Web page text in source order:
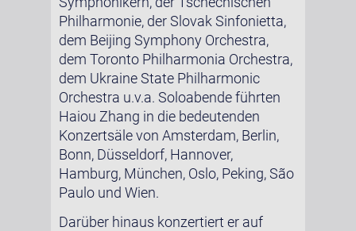
Philharmonie, der Slovak Sinfonietta,
dem Beijing Symphony Orchestra,
dem Toronto Philharmonia Orchestra,
dem Ukraine State Philharmonic
Orchestra u.v.a. Soloabende führten
Haiou Zhang in die bedeutenden
Konzertsäle von Amsterdam, Berlin,
Bonn, Düsseldorf, Hannover,
Hamburg, München, Oslo, Peking, São
Paulo und Wien.
Darüber hinaus konzertiert er auf